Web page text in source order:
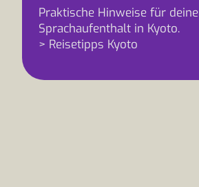
Praktische Hinweise für
Sprachaufenthalt in Kyoto.
> Reisetipps Kyoto